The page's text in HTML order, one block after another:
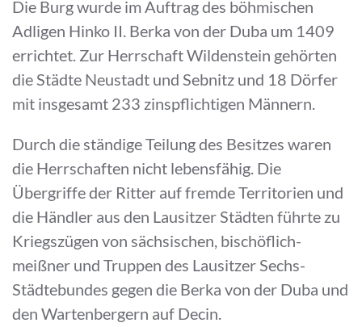
Die Burg wurde im Auftrag des böhmischen
Adligen Hinko II. Berka von der Duba um 1409
errichtet. Zur Herrschaft Wildenstein gehörten
die Städte Neustadt und Sebnitz und 18 Dörfer
mit insgesamt 233 zinspflichtigen Männern.
Durch die ständige Teilung des Besitzes waren
die Herrschaften nicht lebensfähig. Die
Übergriffe der Ritter auf fremde Territorien und
die Händler aus den Lausitzer Städten führte zu
Kriegszügen von sächsischen, bischöflich-
meißner und Truppen des Lausitzer Sechs-
Städtebundes gegen die Berka von der Duba und
den Wartenbergern auf Decin.